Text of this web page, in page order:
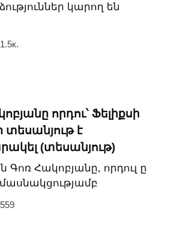
կարող են
1.5к.
որդու՝ Ֆելիքսի
տեսանյութ է
(տեսանյութ)
Գոռ Հակոբյանը, որդուլ ը
մասնակցությամբ
559